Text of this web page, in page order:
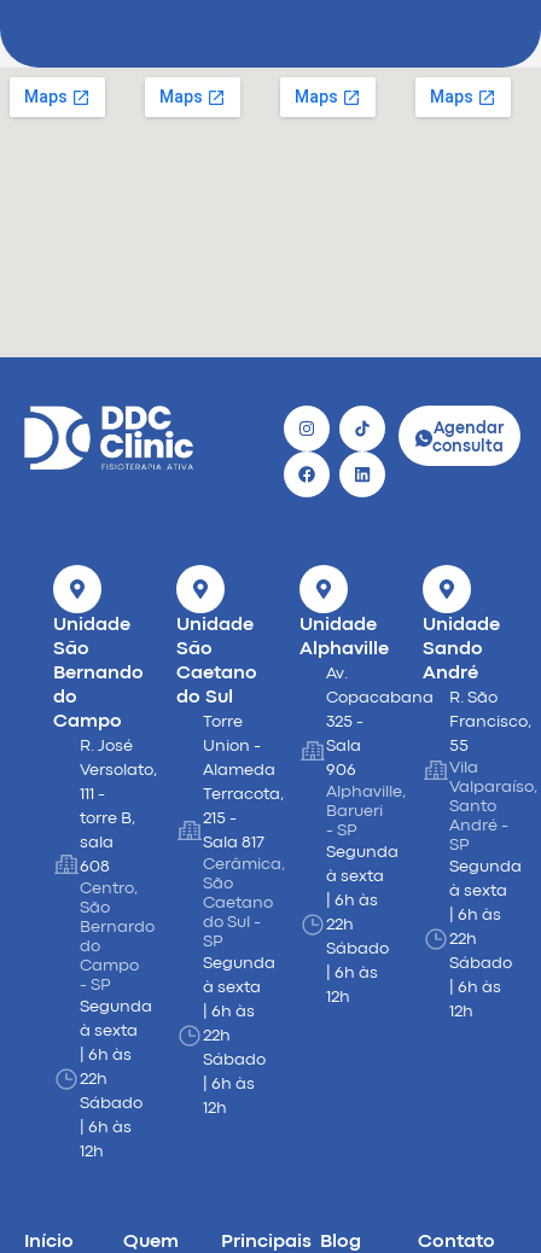
Agendar
consulta
Unidade
São
Bernando
do
Campo
R. José
Versolato,
111 -
torre B,
sala
608
Centro,
São
Bernardo
do
Campo
- SP
Segunda
à sexta
| 6h às
22h
Sábado
| 6h às
12h
Unidade
São
Caetano
do Sul
Torre
Union -
Alameda
Terracota,
215 -
Sala 817
Cerâmica,
São
Caetano
do Sul -
SP
Segunda
à sexta
| 6h às
22h
Sábado
| 6h às
12h
Unidade
Alphaville
Av.
Copacabana
325 -
Sala
906
Alphaville,
Barueri
- SP
Segunda
à sexta
| 6h às
22h
Sábado
| 6h às
12h
Unidade
Sando
André
R. São
Francisco,
55
Vila
Valparaíso,
Santo
André -
SP
Segunda
à sexta
| 6h às
22h
Sábado
| 6h às
12h
Início
Quem
Principais
Blog Contato